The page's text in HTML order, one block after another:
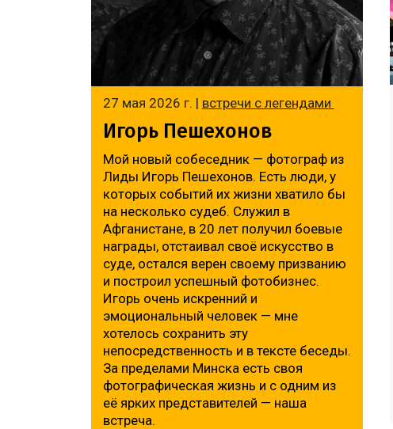
27 мая 2026 г. | встречи с легендами
Игорь Пешехонов
Мой новый собеседник — фотограф из
Лиды Игорь Пешехонов. Есть люди, у
которых событий их жизни хватило бы
на несколько судеб. Служил в
Афганистане, в 20 лет получил боевые
награды, отстаивал своё искусство в
суде, остался верен своему призванию
и построил успешный фотобизнес.
Игорь очень искренний и
эмоциональный человек — мне
хотелось сохранить эту
непосредственность и в тексте беседы.
За пределами Минска есть своя
фотографическая жизнь и с одним из
её ярких представителей — наша
встреча.